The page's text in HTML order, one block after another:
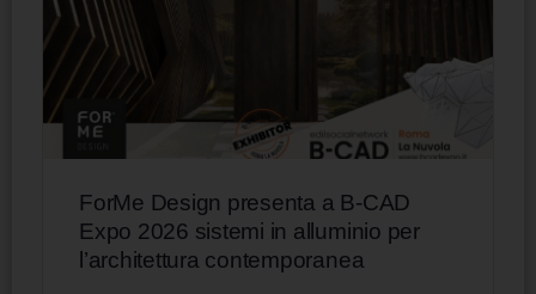
ForMe Design presenta a B-CAD
Expo 2026 sistemi in alluminio per
l’architettura contemporanea